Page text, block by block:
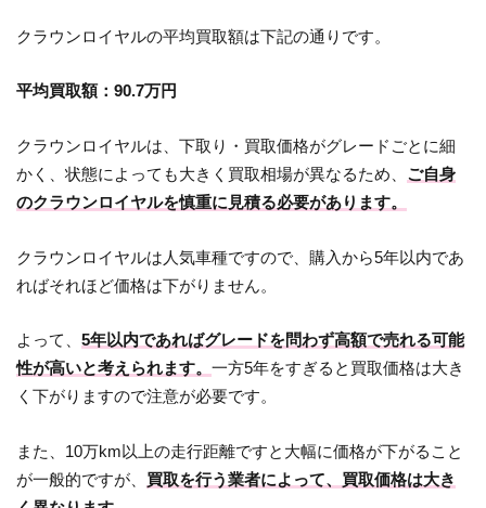
クラウンロイヤルの平均買取額は下記の通りです。
平均買取額：90.7万円
クラウンロイヤルは、下取り・買取価格がグレードごとに細
かく、状態によっても大きく買取相場が異なるため、 ご自身
のクラウンロイヤルを慎重に見積る必要があります。
クラウンロイヤルは人気車種ですので、購入から5年以内であ
ればそれほど価格は下がりません。
よって、5年以内であればグレードを問わず高額で売れる可能
性が高いと考えられます。一方5年をすぎると買取価格は大き
く下がりますので注意が必要です。
また、10万km以上の走行距離ですと大幅に価格が下がること
が一般的ですが、 買取を行う業者によって、買取価格は大き